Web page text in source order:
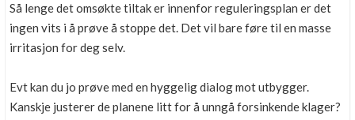
Så lenge det omsøkte tiltak er innenfor reguleringsplan er det
ingen vits i å prøve å stoppe det. Det vil bare føre til en masse
irritasjon for deg selv.
Evt kan du jo prøve med en hyggelig dialog mot utbygger.
Kanskje justerer de planene litt for å unngå forsinkende klager?